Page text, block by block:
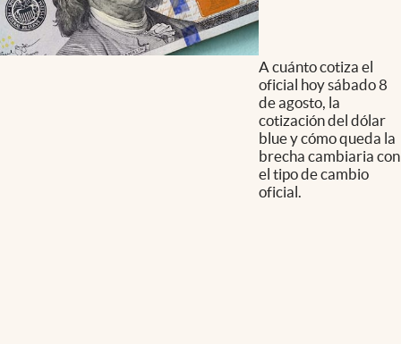
A cuánto cotiza el
oficial hoy sábado 8
de agosto, la
cotización del dólar
blue y cómo queda la
brecha cambiaria con
el tipo de cambio
oficial.